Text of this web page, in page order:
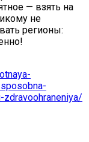
— взять на
не
регионы: